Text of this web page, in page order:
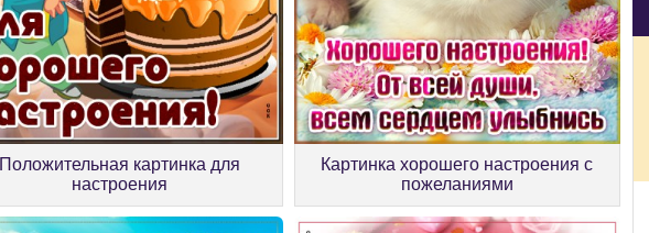
Положительная картинка для
настроения
Картинка хорошего настроения с
пожеланиями